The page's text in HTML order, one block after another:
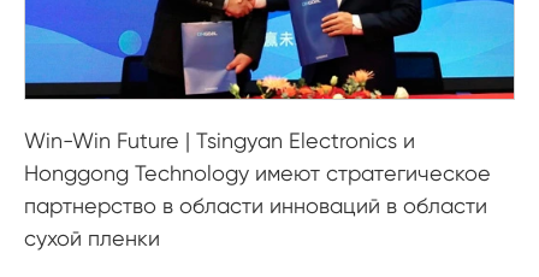
Win-Win Future | Tsingyan Electronics и
Honggong Technology имеют стратегическое
партнерство в области инноваций в области
сухой пленки